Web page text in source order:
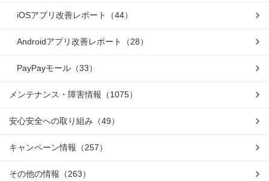
iOSアプリ改善レポート （44）
Androidアプリ改善レポート （28）
PayPayモール （33）
メンテナンス・障害情報 （1075）
安心安全への取り組み （49）
キャンペーン情報 （257）
その他の情報 （263）